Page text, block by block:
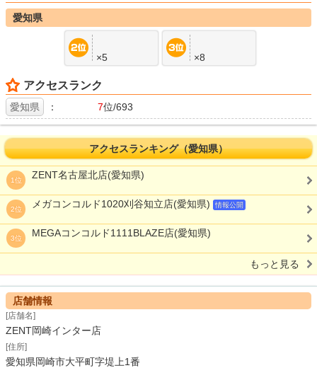
愛知県
×5 ×8
アクセスランク
愛知県 ： 7位/693
アクセスランキング（愛知県）
1位 ZENT名古屋北店(愛知県)
2位 メガコンコルド1020刈谷知立店(愛知県) 情報公開
3位 MEGAコンコルド1111BLAZE店(愛知県)
もっと見る
店舗情報
[店舗名]
ZENT岡崎インター店
[住所]
愛知県岡崎市大平町字堤上1番